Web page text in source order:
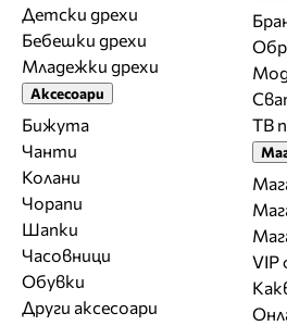
Детски дрехи
Бебешки дрехи
Младежки дрехи
Аксесоари
Бижута
Чанти
Колани
Чорапи
Шапки
Часовници
Обувки
Други аксесоари
ТВ
VIP